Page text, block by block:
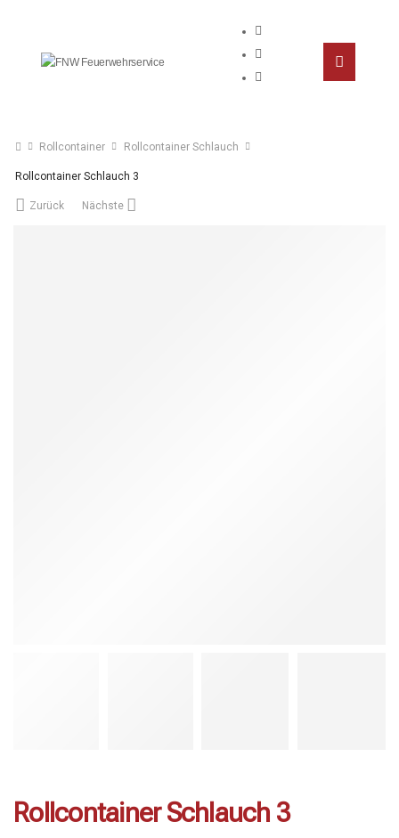
Rollcontainer Rollcontainer Schlauch
Rollcontainer Schlauch 3
Zurück Nächste
Rollcontainer Schlauch 3